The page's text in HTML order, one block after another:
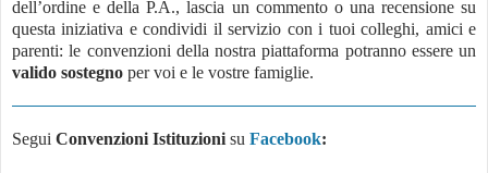
dell’ordine e della P.A., lascia un commento o una recensione su
questa iniziativa e condividi il servizio con i tuoi colleghi, amici e
parenti: le convenzioni della nostra piattaforma potranno essere un
valido sostegno per voi e le vostre famiglie.
Segui Convenzioni Istituzioni su Facebook: